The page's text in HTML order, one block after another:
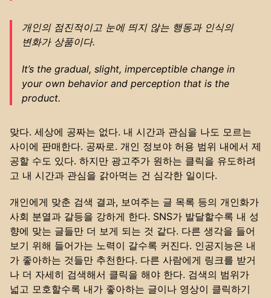
개인의 점진적이고 눈에 띄지 않는 행동과 인식의
변화가 상품이다.
It’s the gradual, slight, imperceptible change in
your own behavior and perception that is the
product.
맞다. 세상에 공짜는 없다. 내 시간과 관심을 나도 모르는
사이에 판매한다. 공짜로. 개인 정보야 허용 범위 내에서 제
공할 수도 있다. 하지만 광고주가 원하는 클릭을 유도하려
고 내 시간과 관심을 갉아먹는 건 심각한 일이다.
개인에게 맞춘 검색 결과, 보여주는 글 목록 등의 개인화가
사회 분열과 갈등을 강하게 한다. SNS가 발달할수록 내 성
향에 맞는 글들만 더 보게 되는 것 같다. 다른 생각을 들어
보기 위해 들어가는 노력이 갈수록 커진다. 인공지능은 내
가 좋아하는 것들만 추천한다. 다른 사람에게 링크를 받거
나 더 자세히 검색해서 클릭을 해야 한다. 검색의 범위가
넓고 모호할수록 내가 좋아하는 글이나 영상이 클릭하기